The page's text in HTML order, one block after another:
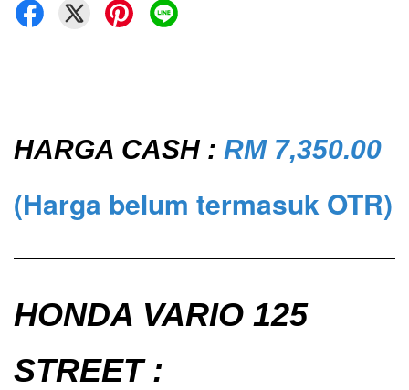
HARGA CASH : RM 7,350.00
(Harga belum termasuk OTR)
HONDA VARIO 125
STREET: